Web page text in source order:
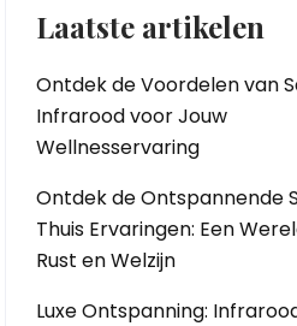
Laatste artikelen
Ontdek de Voordelen van
Infrarood voor Jouw
Wellnesservaring
Ontdek de Ontspannende
Thuis Ervaringen: Een
Rust en Welzijn
Luxe Ontspanning: